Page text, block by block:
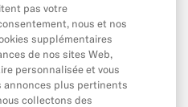
pas votre
nous et nos
supplémentaires
de nos sites Web,
personnalisée et vous
annonces plus pertinents
collectons des